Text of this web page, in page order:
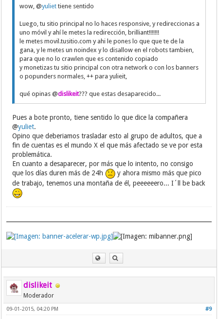
wow, @yuliet tiene sentido
Luego, tu sitio principal no lo haces responsive, y redireccionas a
uno móvil y ahí le metes la redirección, brilliant!!!!!!!
le metes movil.tusitio.com y ahi le pones lo que que te de la
gana, y le metes un noindex y lo disallow en el robots tambien,
para que no lo crawlen que es contenido copiado
y monetizas tu sitio principal con otra network o con los banners
o popunders normales, ++ para yulieit,
qué opinas @dislikeit??? que estas desaparecido...
Pues a bote pronto, tiene sentido lo que dice la compañera
@yuliet.
Opino que deberiamos trasladar esto al grupo de adultos, que a
fin de cuentas es el mundo X el que más afectado se ve por esta
problemática.
En cuanto a desaparecer, por más que lo intento, no consigo
que los días duren más de 24h
y ahora mismo más que pico
de trabajo, tenemos una montaña de él, peeeeeero... I´ll be back
dislikeit
Moderador
#9
09-01-2015, 04:20 PM